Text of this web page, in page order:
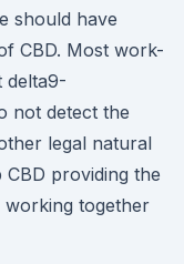
should have
CBD. Most work-
delta9-
not detect the
legal natural
providing the
together